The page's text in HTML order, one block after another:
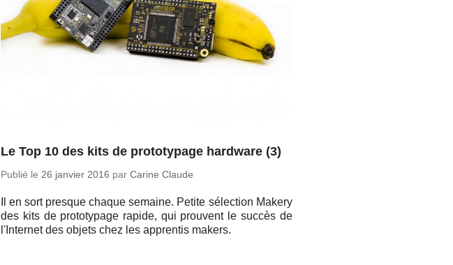
Le Top 10 des kits de prototypage hardware (3)
Publié le 26 janvier 2016 parCarine Claude
Il en sort presque chaque semaine. Petite sé­lec­tion Makery
des kits de pro­to­ty­page rapide, qui prouvent le succès de
l'In­ter­net des objets chez les ap­pren­tis makers.